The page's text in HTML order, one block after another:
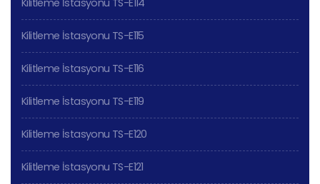
Kilitleme İstasyonu TS-E115
Kilitleme İstasyonu TS-E116
Kilitleme İstasyonu TS-E119
Kilitleme İstasyonu TS-E120
Kilitleme İstasyonu TS-E121